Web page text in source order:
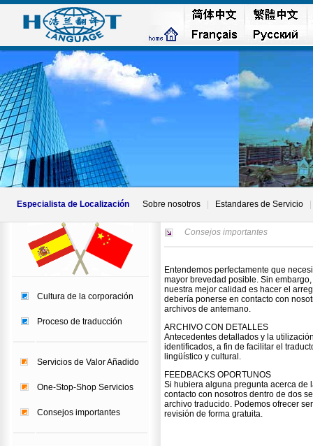
Especialista de Localización Sobre nosotros Estandares de Servicio
Cultura de la corporación
Proceso de traducción
Servicios de Valor Añadido
One-Stop-Shop Servicios
Consejos importantes
Consejos importantes
Entendemos perfectamente que
mayor brevedad posible. Sin
nuestra mejor calidad es hacer el
debería ponerse en contacto con
archivos de antemano.
ARCHIVO CON DETALLES
Antecedentes detallados y la
identificados, a fin de facilitar el
lingüístico y cultural.
FEEDBACKS OPORTUNOS
Si hubiera alguna pregunta acerca de
contacto con nosotros dentro de dos
archivo traducido. Podemos ofrecer
revisión de forma gratuita.